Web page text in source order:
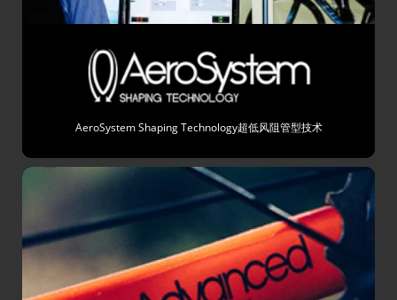
AeroSystem Shaping Technology超低风阻管型技术